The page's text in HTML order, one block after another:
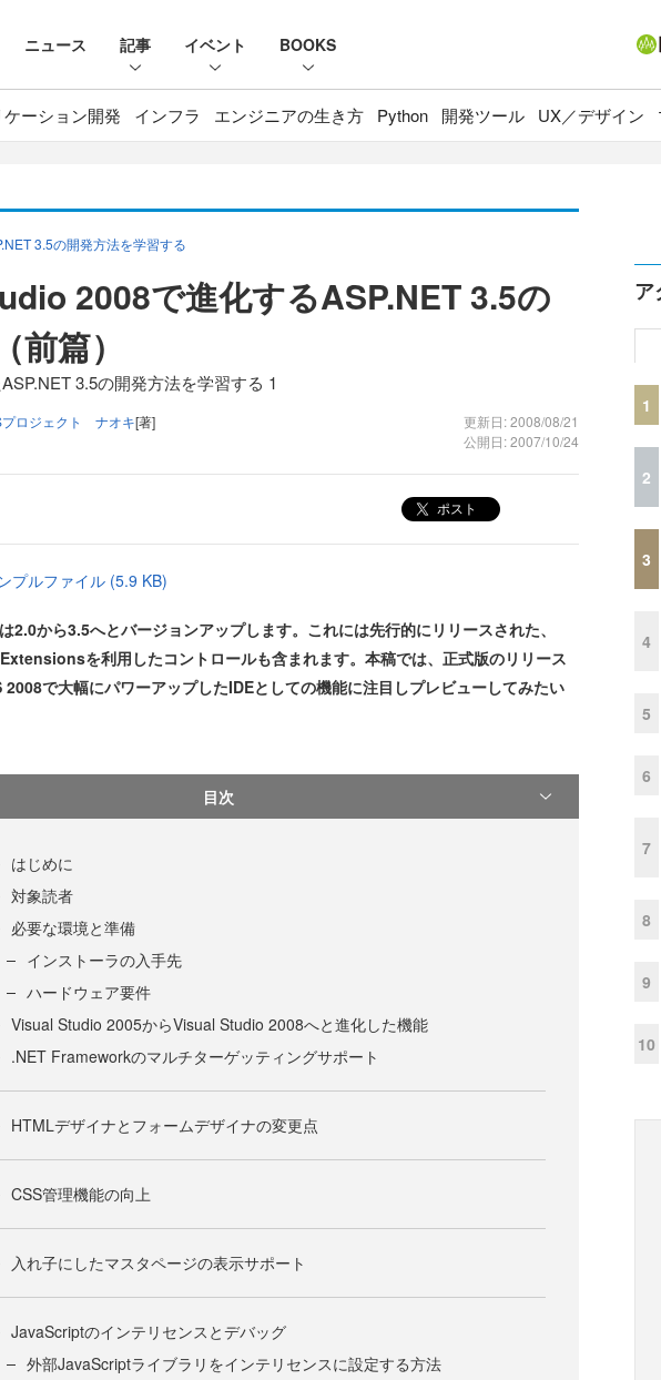
ニュース 記事 イベント BOOKS
ケーション開発 インフラ エンジニアの生き方 Python 開発ツール UX／デザイン
3.5の開発方法を学習する
2008で進化するASP.NET 3.5の
前篇）
3.5の開発方法を学習する 1
プロジェクト ナオキ[著]
更新日: 2008/08/21
公開日: 2007/10/24
ポスト
プルファイル (5.9 KB)
2.0から3.5へとバージョンアップします。これには先行的にリリースされた、
を利用したコントロールも含まれます。本稿では、正式版のリリース
2008で大幅にパワーアップしたIDEとしての機能に注目しプレビューしてみたい
目次
はじめに
対象読者
必要な環境と準備
インストーラの入手先
ハードウェア要件
Visual Studio 2005からVisual Studio 2008へと進化した機能
.NET Frameworkのマルチターゲッティングサポート
HTMLデザイナとフォームデザイナの変更点
CSS管理機能の向上
入れ子にしたマスタページの表示サポート
JavaScriptのインテリセンスとデバッグ
外部JavaScriptライブラリをインテリセンスに設定する方法
ア
1
2
3
4
5
6
7
8
9
10